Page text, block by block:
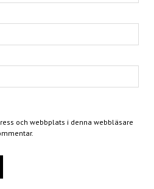
och webbplats i denna webbläsare